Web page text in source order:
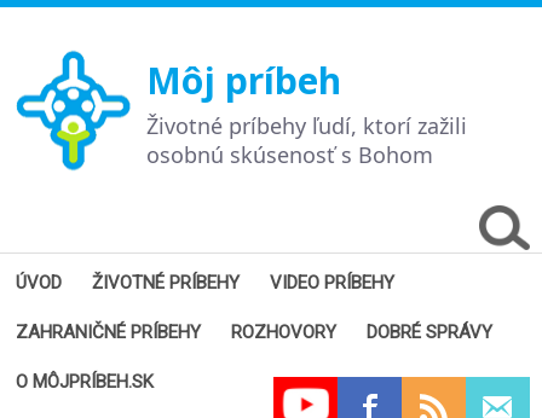
Môj príbeh
Životné príbehy ľudí, ktorí zažili
osobnú skúsenosť s Bohom
ÚVOD ŽIVOTNÉ PRÍBEHY VIDEO PRÍBEHY
ZAHRANIČNÉ PRÍBEHY ROZHOVORY DOBRÉ SPRÁVY
O MÔJPRÍBEH.SK